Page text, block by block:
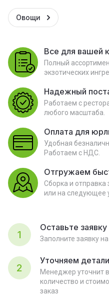
Овощи
Все для вашей
Полный
экзотических
Надежный
Работаем с
любого масштаба.
Оплата для
Удобная
Работаем с НДС.
Отгружаем
Сборка и отправка
или на следующее
1
Оставьте заявку
Заполните заявку
2
Уточняем детали
Менеджер уточнит
количество и
заказ